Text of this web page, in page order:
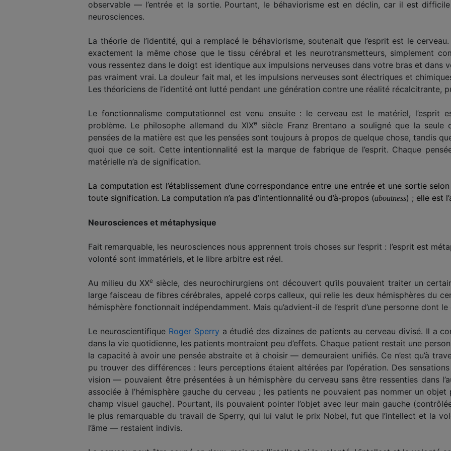
observable — l’entrée et la sortie. Pourtant, le béhaviorisme est en déclin, car il est
neurosciences.
La théorie de l’identité, qui a remplacé le béhaviorisme, soutenait que l’esprit est le
exactement la même chose que le tissu cérébral et les neurotransmetteurs, simplement
vous ressentez dans le doigt est identique aux impulsions nerveuses dans votre bras et dans
pas vraiment vrai. La douleur fait mal, et les impulsions nerveuses sont électriques et
Les théoriciens de l’identité ont lutté pendant une génération contre une réalité récalcitrante,
Le fonctionnalisme computationnel est venu ensuite : le cerveau est le matériel, l’esprit
problème. Le philosophe allemand du XIXe siècle Franz Brentano a souligné que la seule
pensées de la matière est que les pensées sont toujours à propos de quelque chose, tandis
quoi que ce soit. Cette intentionnalité est la marque de fabrique de l’esprit. Chaque
matérielle n’a de signification.
La computation est l’établissement d’une correspondance entre une entrée et une sortie
toute signification. La computation n’a pas d’intentionnalité ou d’à-propos (aboutness) ; elle est
Neurosciences et métaphysique
Fait remarquable, les neurosciences nous apprennent trois choses sur l’esprit : l’esprit est
volonté sont immatériels, et le libre arbitre est réel.
Au milieu du XXe siècle, des neurochirurgiens ont découvert qu’ils pouvaient traiter un
large faisceau de fibres cérébrales, appelé corps calleux, qui relie les deux hémisphères du
hémisphère fonctionnait indépendamment. Mais qu’advient-il de l’esprit d’une personne dont
Le neuroscientifique Roger Sperry a étudié des dizaines de patients au cerveau divisé. Il a
dans la vie quotidienne, les patients montraient peu d’effets. Chaque patient restait une
la capacité à avoir une pensée abstraite et à choisir — demeuraient unifiés. Ce n’est qu’à
pu trouver des différences : leurs perceptions étaient altérées par l’opération. Des
vision — pouvaient être présentées à un hémisphère du cerveau sans être ressenties dans
associée à l’hémisphère gauche du cerveau ; les patients ne pouvaient pas nommer un
champ visuel gauche). Pourtant, ils pouvaient pointer l’objet avec leur main gauche
le plus remarquable du travail de Sperry, qui lui valut le prix Nobel, fut que l’intellect et la
l’âme — restaient indivis.